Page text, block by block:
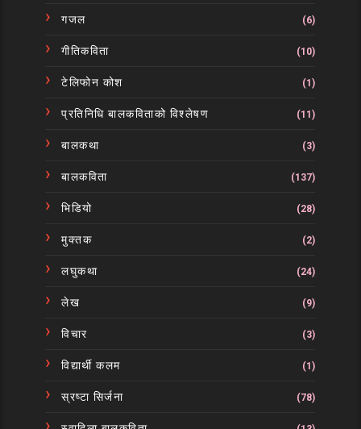
गजल (6)
गीतिकविता (10)
टेलिफोन कोश (1)
प्रतिनिधि बालकविताको विश्लेषण (11)
बालकथा (3)
बालकविता (137)
भिडियो (28)
मुक्तक (2)
लघुकथा (24)
लेख (9)
विचार (3)
विद्यार्थी कलम (1)
स्रष्टा सिर्जना (78)